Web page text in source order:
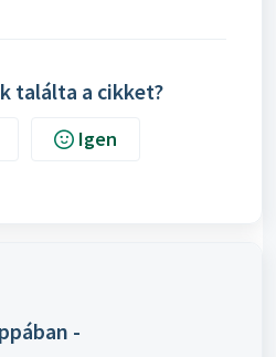
találta a cikket?
Igen
-